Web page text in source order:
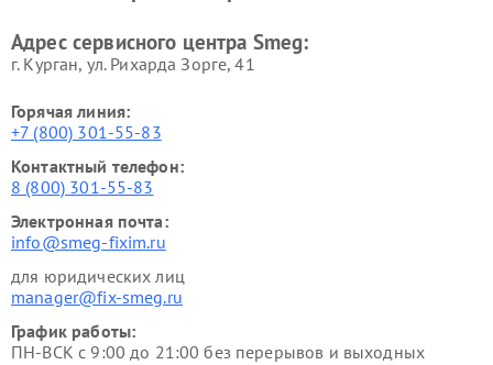
Адрес сервисного центра Smeg:
г. Курган, ул. Рихарда Зорге, 41
Горячая линия:
+7 (800) 301-55-83
Контактный телефон:
8 (800) 301-55-83
Электронная почта:
info@smeg-fixim.ru
для юридических лиц
manager@fix-smeg.ru
График работы:
ПН-ВСК с 9:00 до 21:00 без перерывов и выходных